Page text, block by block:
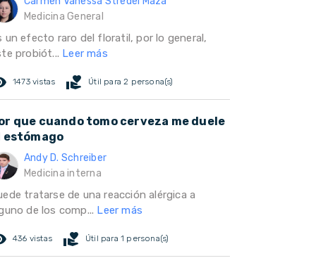
Medicina General
un efecto raro del floratil, por lo general,
probiót... Leer más
1473 vistas volunteer_activism Útil para 2 persona(s)
que cuando tomo cerveza me duele
estómago
Andy D. Schreiber
Medicina interna
tratarse de una reacción alérgica a
de los comp... Leer más
436 vistas volunteer_activism Útil para 1 persona(s)